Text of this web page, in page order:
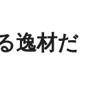
逸材